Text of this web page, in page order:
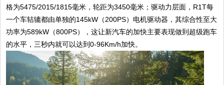
格为5475/2015/1815毫米，轮距为3450毫米；驱动力层面，R1T每
一个车轱辘都由单独的145kW（200PS）电机驱动器，其综合性至大
功率为589kW（800PS），这让新汽车的加快主要表现做到超级跑车
的水平，三秒内就可以达到0-96Km/h加快。